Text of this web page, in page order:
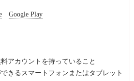
Google Play
アカウントを持っていること
きるスマートフォンまたはタブレット